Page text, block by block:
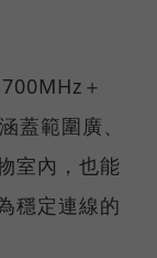
＋
蓋範圍廣、
室內，也能
穩定連線的